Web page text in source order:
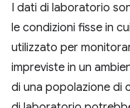
I dati di laboratorio
le condizioni fisse in
utilizzato per
impreviste in un
di una popolazione di